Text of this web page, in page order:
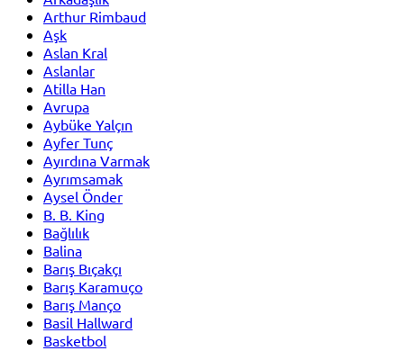
Arthur Rimbaud
Aşk
Aslan Kral
Aslanlar
Atilla Han
Avrupa
Aybüke Yalçın
Ayfer Tunç
Ayırdına Varmak
Ayrımsamak
Aysel Önder
B. B. King
Bağlılık
Balina
Barış Bıçakçı
Barış Karamuço
Barış Manço
Basil Hallward
Basketbol